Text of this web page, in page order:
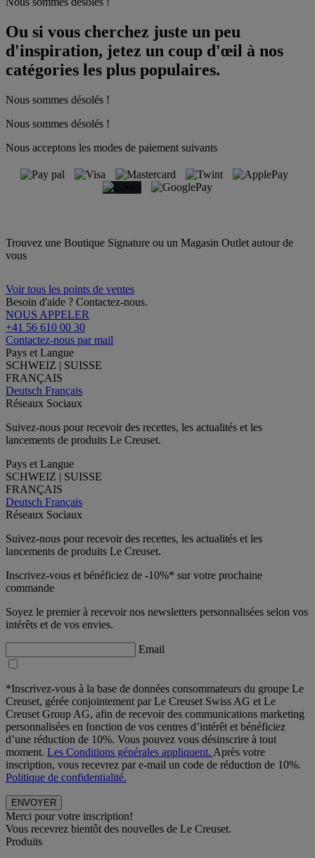
Ou si vous cherchez juste un peu
d'inspiration, jetez un coup d'œil à nos
catégories les plus populaires.
Nous sommes désolés !
Nous sommes désolés !
Nous acceptons les modes de paiement suivants
Trouvez une Boutique Signature ou un Magasin Outlet autour de
vous
Voir tous les points de ventes
Besoin d'aide ? Contactez-nous.
NOUS APPELER
+41 56 610 00 30
Contactez-nous par mail
Pays et Langue
SCHWEIZ | SUISSE
FRANÇAIS
Deutsch Français
Réseaux Sociaux
Suivez-nous pour recevoir des recettes, les actualités et les
lancements de produits Le Creuset.
Pays et Langue
SCHWEIZ | SUISSE
FRANÇAIS
Deutsch Français
Réseaux Sociaux
Suivez-nous pour recevoir des recettes, les actualités et les
lancements de produits Le Creuset.
Inscrivez-vous et bénéficiez de -10%* sur votre prochaine
commande
Soyez le premier à recevoir nos newsletters personnalisées selon vos
intérêts et de vos envies.
Email
*Inscrivez-vous à la base de données consommateurs du groupe Le
Creuset, gérée conjointement par Le Creuset Swiss AG et Le
Creuset Group AG, afin de recevoir des communications marketing
personnalisées en fonction de vos centres d’intérêt et bénéficiez
d’une réduction de 10%. Vous pouvez vous désinscrire à tout
moment. Les Conditions générales appliquent. Après votre
inscription, vous recevrez par e-mail un code de réduction de 10%.
Politique de confidentialité.
Merci pour votre inscription!
Vous recevrez bientôt des nouvelles de Le Creuset.
Produits